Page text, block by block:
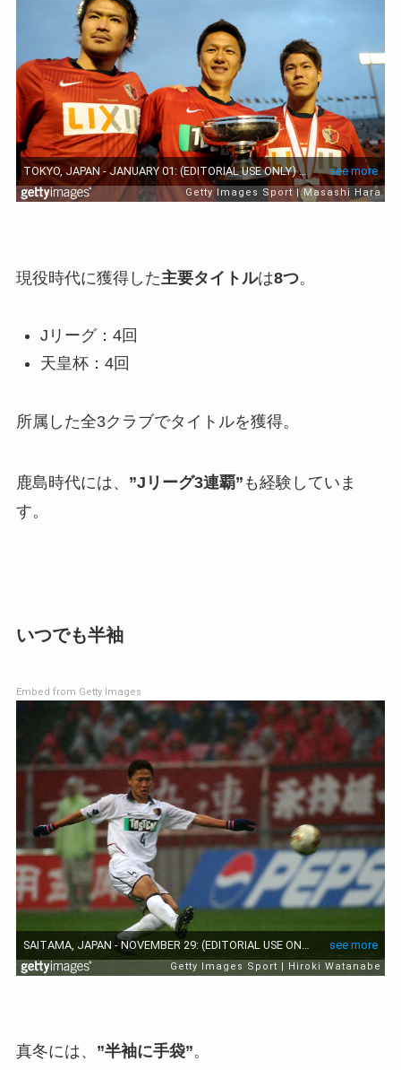
現役時代に獲得した主要タイトルは8つ。
Jリーグ：4回
天皇杯：4回
所属した全3クラブでタイトルを獲得。
鹿島時代には、 ”Jリーグ3連覇” も経験していま
す。
いつでも半袖
Embed from Getty Images
真冬には、 ”半袖に手袋”。